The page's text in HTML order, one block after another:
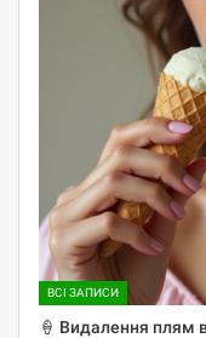
ВСІ ЗАПИСИ
🍦 Видалення плям